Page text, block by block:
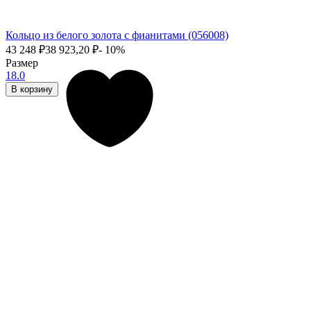
Кольцо из белого золота с фианитами (056008)
43 248 ₽38 923,20 ₽- 10%
Размер
18.0
В корзину